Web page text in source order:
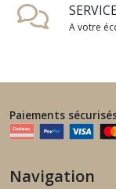
A votre
Paiements
Navigation